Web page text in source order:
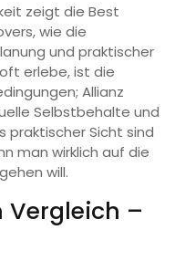
zeigt die Best
wie die
und praktischer
erlebe, ist die
Allianz
Selbstbehalte und
praktischer Sicht sind
man wirklich auf die
will.
Vergleich –